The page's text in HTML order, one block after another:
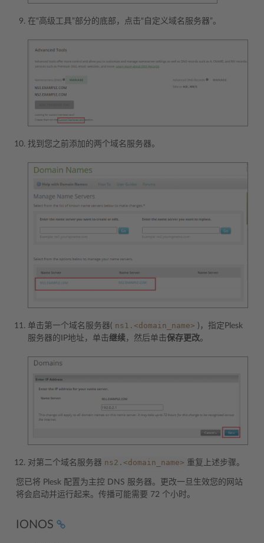
在“高级工具”部分的底部，点击“自定义域名服务器”。
找到您之前添加的两个域名服务器。
单击第一个域名服务器( ns1.<domain_name> )，指定Plesk
服务器的IP地址，单击继续，然后单击保存更改。
对第二个域名服务器 ns2.<domain_name> 重复上述步骤。
您已将 Plesk 配置为主控 DNS 服务器。更改一旦生效您的网站
将会启动并运行起来。传播可能需要 72 个小时。
IONOS